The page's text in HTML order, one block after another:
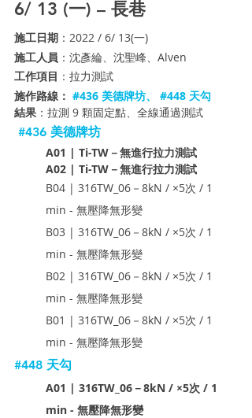
6/ 13 (一) – 長巷
施工日期 ：2022 / 6/ 13(一)
施工人員 ：沈彥綸、沈聖峰、Alven
工作項目 ：拉力測試
施作路線： #436 美德牌坊、 #448 天勾
結果 ：拉測 9 顆固定點、全線通過測試
#436 美德牌坊
A01 | Ti-TW－無進行拉力測試
A02 | Ti-TW－無進行拉力測試
B04 | 316TW_06－8kN / ×5次 / 1
min - 無壓降無形變
B03 | 316TW_06－8kN / ×5次 / 1
min - 無壓降無形變
B02 | 316TW_06－8kN / ×5次 / 1
min - 無壓降無形變
B01 | 316TW_06－8kN / ×5次 / 1
min - 無壓降無形變
#448 天勾
A01 | 316TW_06－8kN / ×5次 / 1
min - 無壓降無形變